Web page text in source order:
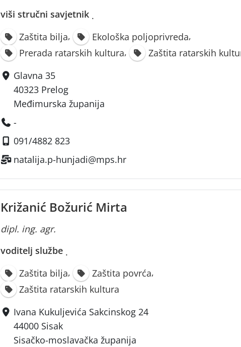
viši stručni savjetnik ·
Zaštita bilja, Ekološka poljoprivreda,
Prerada ratarskih kultura,
Zaštita ratarskih
Glavna 35
40323 Prelog
Međimurska županija
-
091/4882 823
natalija.p-hunjadi@mps.hr
Križanić Božurić Mirta
dipl. ing. agr.
voditelj službe ·
Zaštita bilja, Zaštita povrća,
Zaštita ratarskih kultura
Ivana Kukuljevića Sakcinskog 24
44000 Sisak
Sisačko-moslavačka županija